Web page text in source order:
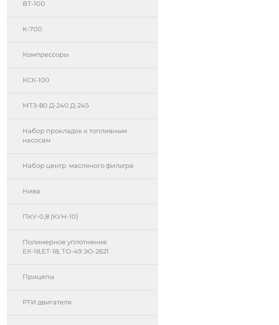
ВТ-100
К-700
Компрессоры
КСК-100
МТЗ-80 Д-240 Д-245
Набор прокладок к топливным
насосам
Набор центр. масляного фильтра
Нива
ПКУ-0,8 (КУН-10)
Полимерное уплотнение
ЕК-18,ЕТ-18, ТО-49 ЭО-2621
Прицепы
РТИ двигателя